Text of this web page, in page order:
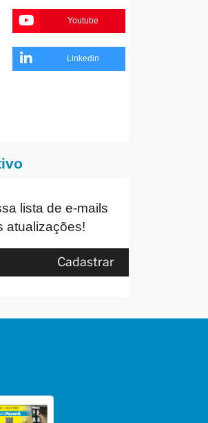
Youtube
Linkedin
lista de e-mails
atualizações!
Cadastrar